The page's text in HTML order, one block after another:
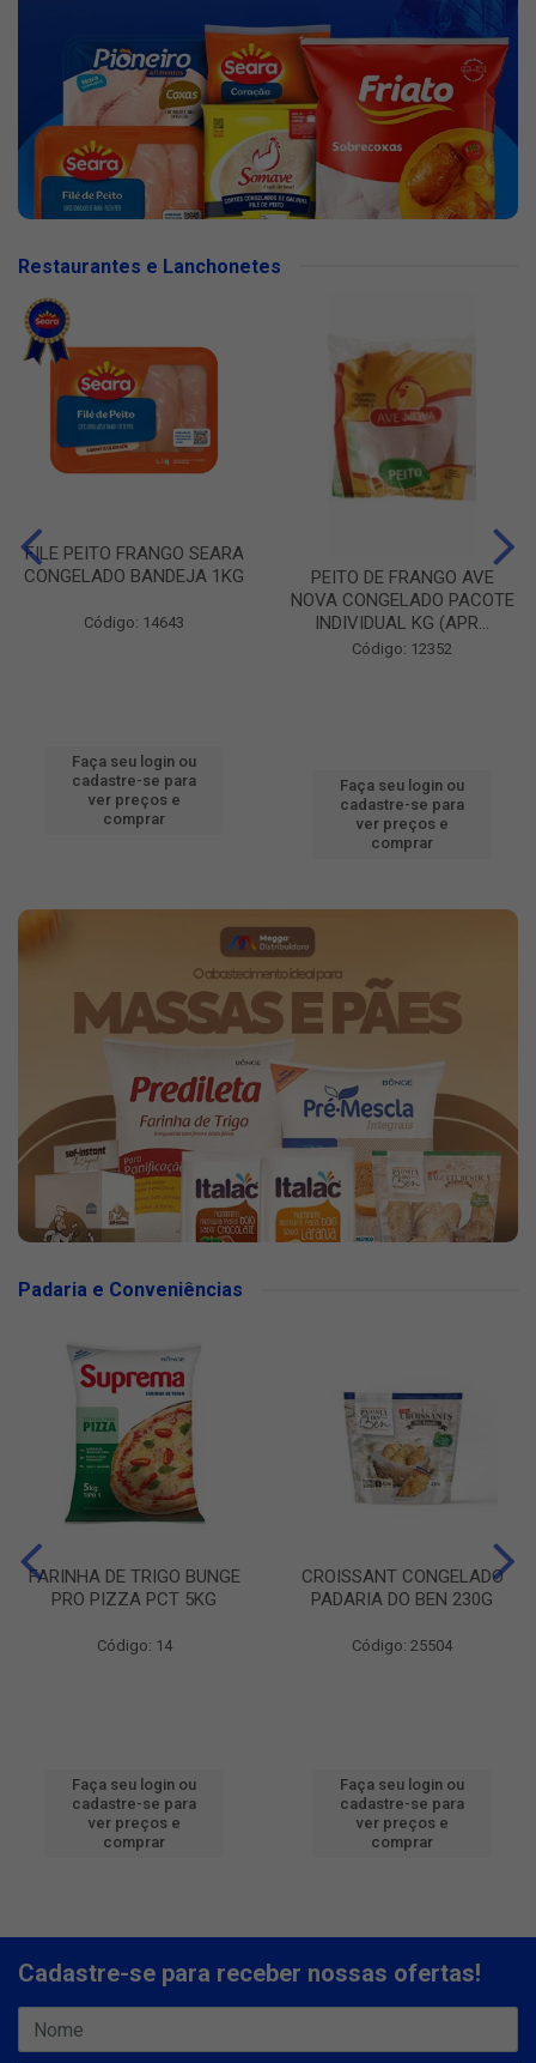
Restaurantes e Lanchonetes
FILE PEITO FRANGO SEARA
CONGELADO BANDEJA 1KG
Código: 14643
Faça seu login ou
cadastre-se para
ver preços e
comprar
PEITO DE FRANGO AVE
NOVA CONGELADO PACOTE
INDIVIDUAL KG (APR...
Código: 12352
Faça seu login ou
cadastre-se para
ver preços e
comprar
Padaria e Conveniências
FARINHA DE TRIGO BUNGE
PRO PIZZA PCT 5KG
Código: 14
Faça seu login ou
cadastre-se para
ver preços e
comprar
CROISSANT CONGELADO
PADARIA DO BEN 230G
Código: 25504
Faça seu login ou
cadastre-se para
ver preços e
comprar
Cadastre-se para receber nossas ofertas!